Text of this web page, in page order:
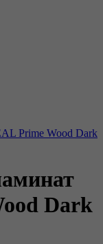
Prime Wood Dark
Dark